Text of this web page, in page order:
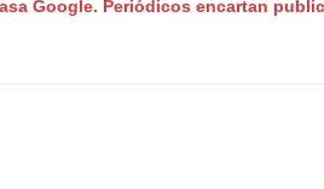
Google. Periódicos encartan